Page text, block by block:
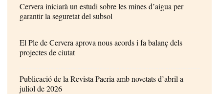
Cervera iniciarà un estudi sobre les mines d’aigua per
garantir la seguretat del subsol
El Ple de Cervera aprova nous acords i fa balanç dels
projectes de ciutat
Publicació de la Revista Paeria amb novetats d’abril a
juliol de 2026